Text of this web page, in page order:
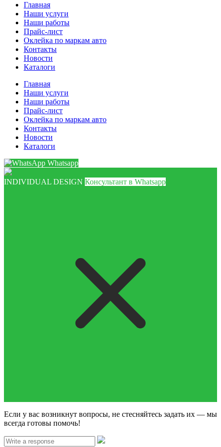
Главная
Наши услуги
Наши работы
Прайс-лист
Оклейка по маркам авто
Контакты
Новости
Каталоги
Главная
Наши услуги
Наши работы
Прайс-лист
Оклейка по маркам авто
Контакты
Новости
Каталоги
Whatsapp
INDIVIDUAL DESIGN Консультант в Whatsapp
Если у вас возникнут вопросы, не стесняйтесь задать их — мы
всегда готовы помочь!